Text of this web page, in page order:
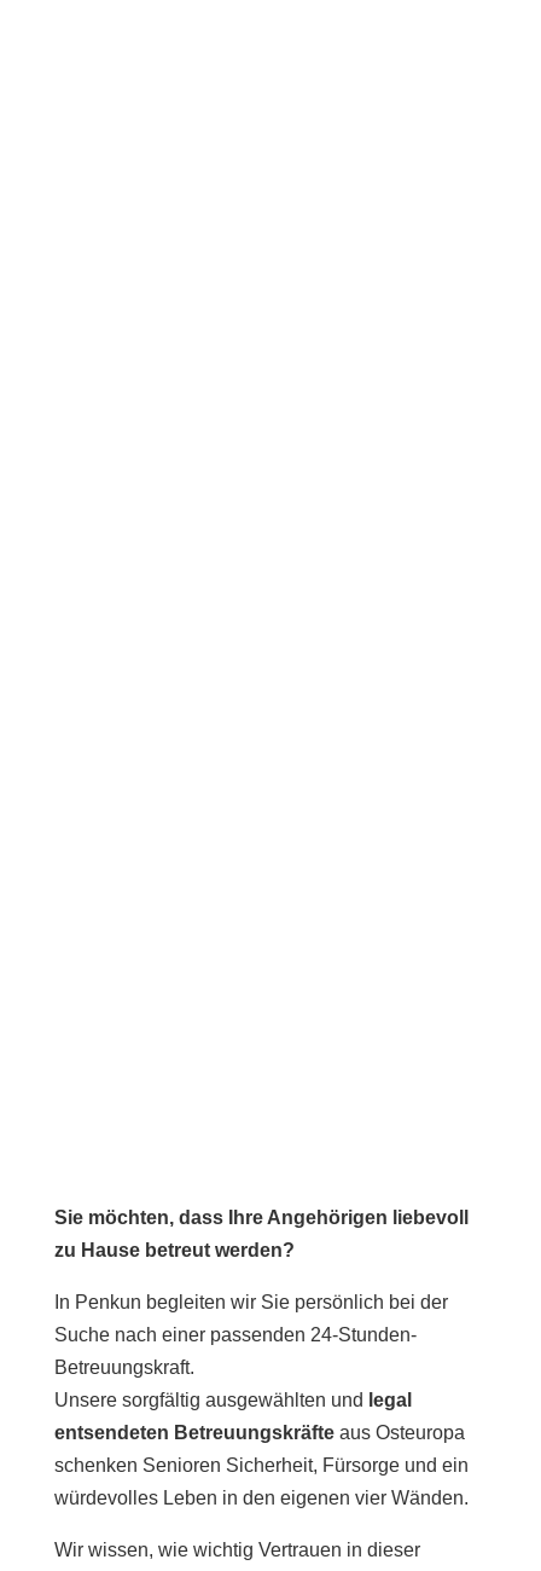
Sie möchten, dass Ihre Angehörigen liebevoll
zu Hause betreut werden?
In Penkun begleiten wir Sie persönlich bei der
Suche nach einer passenden 24-Stunden-
Betreuungskraft.
Unsere sorgfältig ausgewählten und legal
entsendeten Betreuungskräfteaus Osteuropa
schenken Senioren Sicherheit, Fürsorge und ein
würdevolles Leben in den eigenen vier Wänden.
Wir wissen, wie wichtig Vertrauen in dieser